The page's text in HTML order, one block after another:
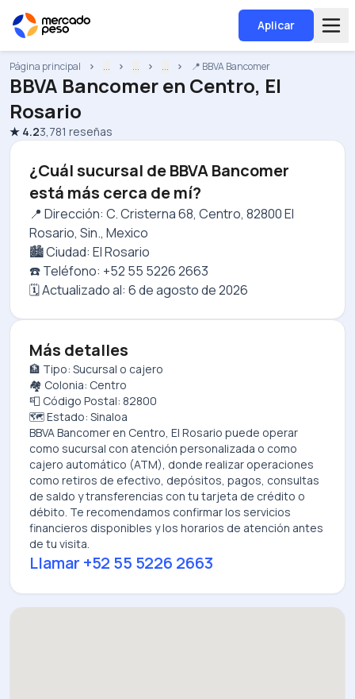
Aplicar
Página principal ... ... ... 📍 BBVA Bancomer
BBVA Bancomeren Centro, El
Rosario
★ 4.23,781 reseñas
¿Cuál sucursal de BBVA Bancomer
está más cerca de mí?
📍 Dirección: C. Cristerna 68, Centro, 82800 El
Rosario, Sin., Mexico
🏙️ Ciudad: El Rosario
☎️ Teléfono: +52 55 5226 2663
🗓️ Actualizado al: 6 de agosto de 2026
Más detalles
🏦 Tipo: Sucursal o cajero
🏘️ Colonia: Centro
📮 Código Postal: 82800
🗺️ Estado: Sinaloa
BBVA Bancomer en Centro, El Rosario puede operar
como sucursal con atención personalizada o como
cajero automático (ATM), donde realizar operaciones
como retiros de efectivo, depósitos, pagos, consultas
de saldo y transferencias con tu tarjeta de crédito o
débito. Te recomendamos confirmar los servicios
financieros disponibles y los horarios de atención antes
de tu visita.
Llamar +52 55 5226 2663